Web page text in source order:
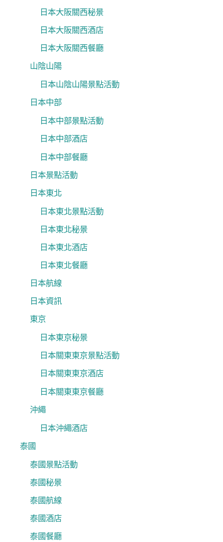
日本大阪關西秘景
日本大阪關西酒店
日本大阪關西餐廳
山陰山陽
日本山陰山陽景點活動
日本中部
日本中部景點活動
日本中部酒店
日本中部餐廳
日本景點活動
日本東北
日本東北景點活動
日本東北秘景
日本東北酒店
日本東北餐廳
日本航線
日本資訊
東京
日本東京秘景
日本關東東京景點活動
日本關東東京酒店
日本關東東京餐廳
沖繩
日本沖繩酒店
泰國
泰國景點活動
泰國秘景
泰國航線
泰國酒店
泰國餐廳